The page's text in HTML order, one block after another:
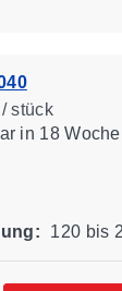
stück
in 18
120 bis